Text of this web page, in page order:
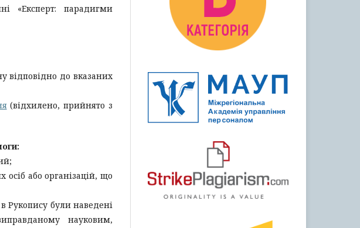
«Експерт: парадигми
відповідно до вказаних
(відхилено, прийнято з
або організацій, що
Рукопису були наведені
науковим,